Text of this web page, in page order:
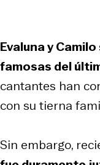
Evaluna y
famosas del
cantantes han
con su tierna
Sin embargo,